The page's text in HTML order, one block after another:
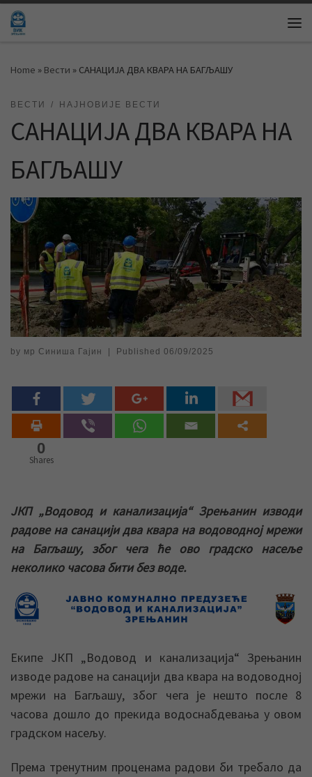
Skip to content
Home » Вести » САНАЦИЈА ДВА КВАРА НА БАГЉАШУ
ВЕСТИ НАЈНОВИЈЕ ВЕСТИ
САНАЦИЈА ДВА КВАРА НА
БАГЉАШУ
by мр Синиша Гајин Published 06/09/2025
0
Shares
ЈКП „Водовод и канализација“ Зрењанин изводи
радове на санацији два квара на водоводној мрежи
на Багљашу, због чега ће ово градско насеље
неколико часова бити без воде.
Екипе ЈКП „Водовод и канализација“ Зрењанин
изводе радове на санацији два квара на водоводној
мрежи на Багљашу, због чега је нешто после 8
часова дошло до прекида водоснабдевања у овом
градском насељу.
Према тренутним проценама радови би требало да